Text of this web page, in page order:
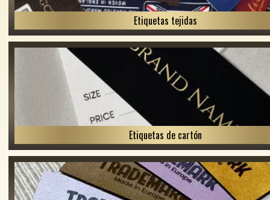
Etiquetas tejidas
Etiquetas de cartón